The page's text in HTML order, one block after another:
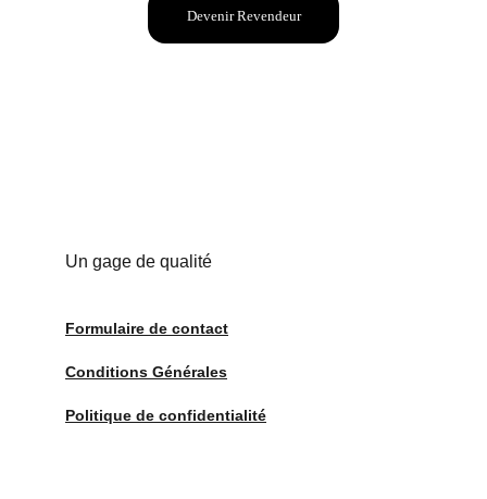
Devenir Revendeur
Un gage de qualité
Formulaire de contact
Conditions Générales
Politique de confidentialité